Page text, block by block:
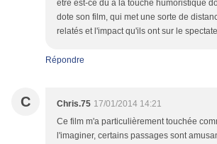
être est-ce dû à la touche humoristique
dote son film, qui met une sorte de
relatés et l'impact qu'ils ont sur le
Répondre
C Chris.75 17/01/2014 14:21
Ce film m'a particulièrement touchée
l'imaginer, certains passages sont